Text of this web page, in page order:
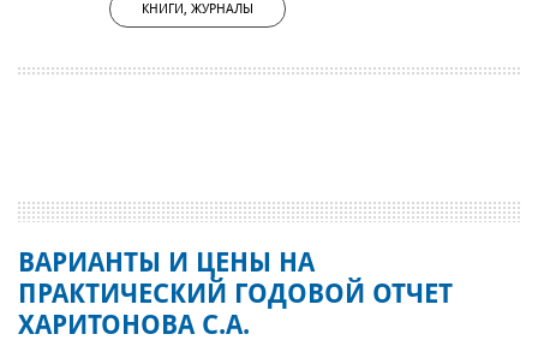
КНИГИ, ЖУРНАЛЫ
ВАРИАНТЫ И ЦЕНЫ НА
ПРАКТИЧЕСКИЙ ГОДОВОЙ ОТЧЕТ
ХАРИТОНОВА С.А.